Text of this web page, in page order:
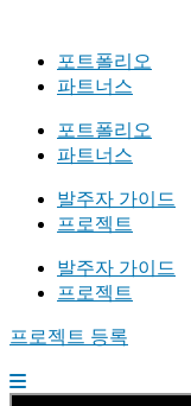
포트폴리오
파트너스
포트폴리오
파트너스
발주자 가이드
프로젝트
발주자 가이드
프로젝트
프로젝트 등록